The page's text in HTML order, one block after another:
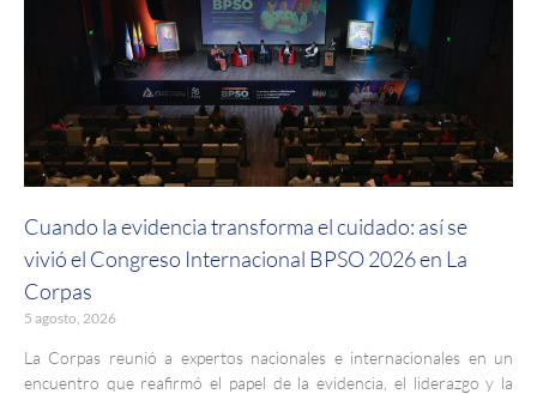
Cuando la evidencia transforma el cuidado: así se
vivió el Congreso Internacional BPSO 2026 en La
Corpas
5 agosto, 2026
La Corpas reunió a expertos nacionales e internacionales en un
encuentro que reafirmó el papel de la evidencia, el liderazgo y la